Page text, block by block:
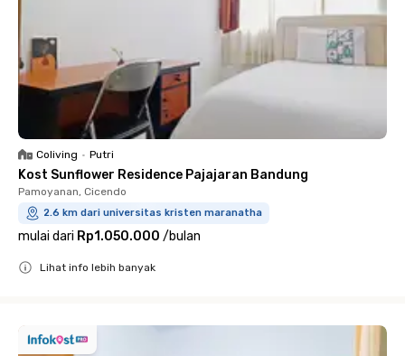
Coliving • Putri
Kost Sunflower Residence Pajajaran Bandung
Pamoyanan, Cicendo
2.6 km dari universitas kristen maranatha
mulai dari Rp1.050.000 /bulan
Lihat info lebih banyak